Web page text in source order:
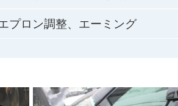
プロン調整、エーミング